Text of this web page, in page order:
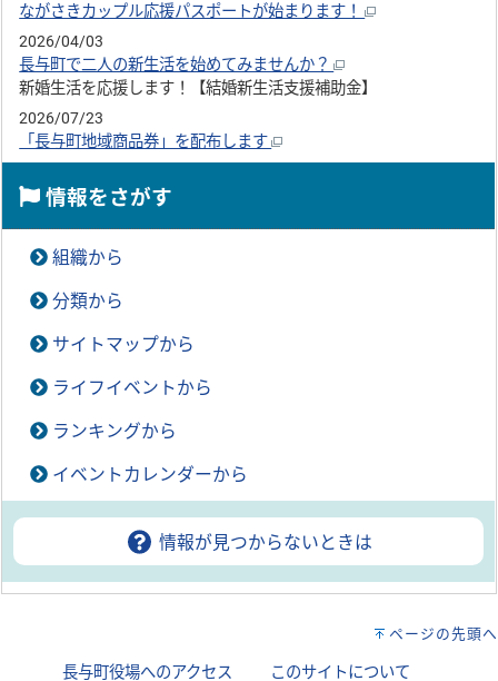
ながさきカップル応援パスポートが始まります！
2026/04/03
長与町で二人の新生活を始めてみませんか？
新婚生活を応援します！【結婚新生活支援補助金】
2026/07/23
「長与町地域商品券」を配布します
情報をさがす
組織から
分類から
サイトマップから
ライフイベントから
ランキングから
イベントカレンダーから
情報が見つからないときは
ページの先頭へ
長与町役場へのアクセス このサイトについて